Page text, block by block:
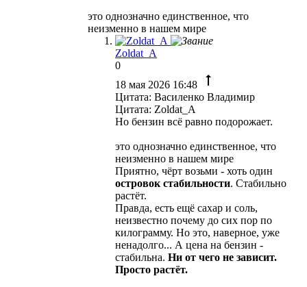
это однозначно единственное, что
неизменно в нашем мире
Zoldat_A
0
18 мая 2026 16:48
Цитата: Василенко Владимир
Цитата: Zoldat_A
Но бензин всё равно подорожает.
это однозначно единственное, что
неизменно в нашем мире
Приятно, чёрт возьми - хоть один
островок стабильности. Стабильно
растёт.
Правда, есть ещё сахар и соль,
неизвестно почему до сих пор по
килограмму. Но это, наверное, уже
ненадолго... А цена на бензин -
стабильна. Ни от чего не зависит.
Просто растёт.